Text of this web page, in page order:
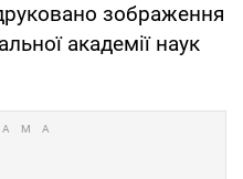
зображення
академії наук